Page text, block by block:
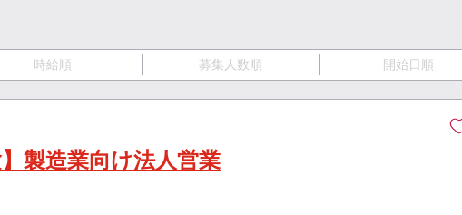
時給順 募集人数順 開始日順
製造業向け法人営業